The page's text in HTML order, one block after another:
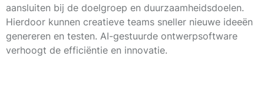
aansluiten bij de doelgroep en duurzaamheidsdoelen.
Hierdoor kunnen creatieve teams sneller nieuwe ideeën
genereren en testen. AI-gestuurde ontwerpsoftware
verhoogt de efficiëntie en innovatie.